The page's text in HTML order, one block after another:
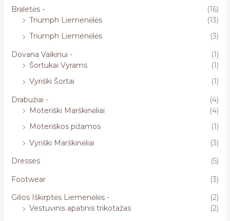
Braletės -
(16)
Triumph Liemenėlės
(13)
Triumph Liemenėlės
(3)
Dovana Vaikinui -
(1)
Šortukai Vyrams
(1)
Vyriški Šortai
(1)
Drabužiai -
(4)
Moteriški Marškinėliai
(4)
Moteriškos pižamos
(1)
Vyriški Marškinėliai
(3)
Dresses
(5)
Footwear
(3)
Gilios Iškirptės Liemenėlės -
(2)
Vestuvinis apatinis trikotažas
(2)